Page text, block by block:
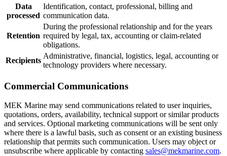
Data
processed
Identification, contact, professional, billing and
communication data.
Retention
During the professional relationship and for the years
required by legal, tax, accounting or claim-related
obligations.
Recipients
Administrative, financial, logistics, legal, accounting or
technology providers where necessary.
Commercial Communications
MEK Marine may send communications related to user inquiries,
quotations, orders, availability, technical support or similar products
and services. Optional marketing communications will be sent only
where there is a lawful basis, such as consent or an existing business
relationship that permits such communication. Users may object or
unsubscribe where applicable by contacting sales@mekmarine.com.